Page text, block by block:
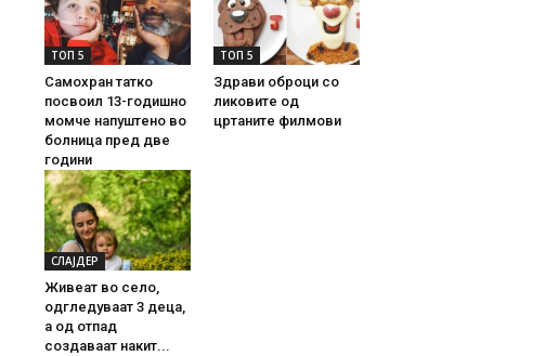
ТОП 5
Самохран татко
посвоил 13-годишно
момче напуштено во
болница пред две
години
ТОП 5
Здрави оброци со
ликовите од
цртаните филмови
СЛАЈДЕР
Живеат во село,
одгледуваат 3 деца,
а од отпад
создаваат накит...